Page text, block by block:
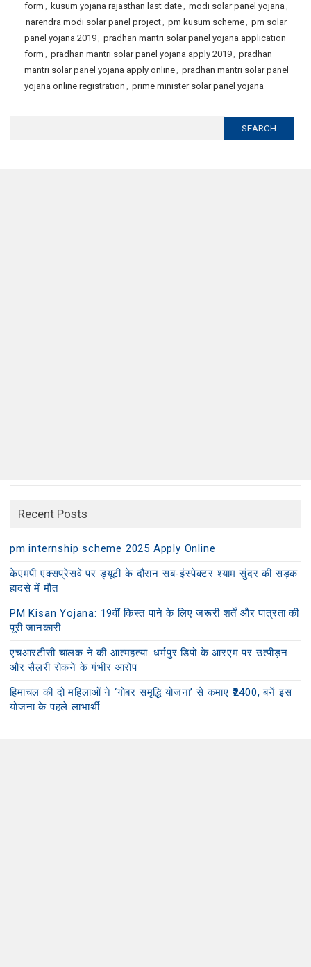
form , kusum yojana rajasthan last date, modi solar panel yojana ,
narendra modi solar panel project, pm kusum scheme, pm solar
panel yojana 2019, pradhan mantri solar panel yojana application
form , pradhan mantri solar panel yojana apply 2019, pradhan
mantri solar panel yojana apply online, pradhan mantri solar panel
yojana online registration , prime minister solar panel yojana
Recent Posts
pm internship scheme 2025 Apply Online
केएमपी एक्सप्रेसवे पर ड्यूटी के दौरान सब-इंस्पेक्टर श्याम सुंदर की सड़क
हादसे में मौत
PM Kisan Yojana: 19वीं किस्त पाने के लिए जरूरी शर्तें और पात्रता की
पूरी जानकारी
एचआरटीसी चालक ने की आत्महत्या: धर्मपुर डिपो के आरएम पर उत्पीड़न
और सैलरी रोकने के गंभीर आरोप
हिमाचल की दो महिलाओं ने ‘गोबर समृद्धि योजना’ से कमाए ₹2400, बनें इस
योजना के पहले लाभार्थी